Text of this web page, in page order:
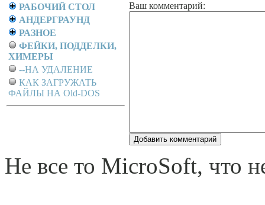
РАБОЧИЙ СТОЛ
АНДЕРГРАУНД
РАЗНОЕ
ФЕЙКИ, ПОДДЕЛКИ,
ХИМЕРЫ
--НА УДАЛЕНИЕ
КАК ЗАГРУЖАТЬ
ФАЙЛЫ НА Old-DOS
Ваш комментарий:
Не все то MicroSoft, что